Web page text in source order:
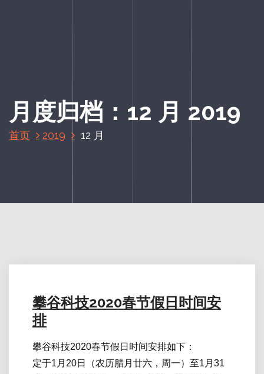
月度归档：12 月 2019
首页 2019 12 月
攀谷科技2020春节假日时间安
排
攀谷科技2020春节假日时间安排如下：
定于1月20日（农历腊月廿六，周一）至1月31